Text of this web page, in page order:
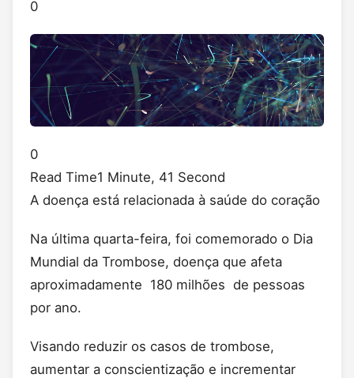
0
0
Read Time1 Minute, 41 Second
A doença está relacionada à saúde do coração
Na última quarta-feira, foi comemorado o Dia
Mundial da Trombose, doença que afeta
aproximadamente 180 milhões de pessoas
por ano.
Visando reduzir os casos de trombose,
aumentar a conscientização e incrementar